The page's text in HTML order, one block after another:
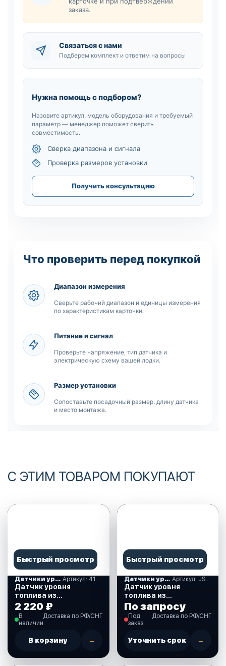
заказа.
Связаться с нами
Подберем комплект и ответим на вопросы
Нужна помощь с подбором?
Назовите артикул, модель оборудования и требуемый
параметр — менеджер поможет сверить
совместимость.
Сверка диапазона и сигнала
Проверка размеров установки
Получить консультацию
Что проверить перед покупкой
Диапазон измерения
Сверьте рабочий диапазон и единицы измерения
по характеристикам карточки.
Питание и сигнал
Проверьте напряжение, тип датчика и
электрическую схему вашей лодки.
Размер установки
Сопоставьте посадочный размер, длину датчика
и место монтажа.
С ЭТИМ ТОВАРОМ ПОКУПАЮТ
Быстрый просмотр
Датчики уровня жидкости Артикул: 410284
Датчик уровня
топлива из
нержавеющей стали,
400 мм., 0-190 Ом.
(410284)
2 220 ₽
В
наличии
Доставка по РФ/СНГ
В корзину →
Быстрый просмотр
Датчики уровня жидкости Артикул: JS60063
Датчик уровня
топлива из
нержавеющей стали,
400 мм., 0-190 Ом.
(JS60063)
По запросу
Под
заказ
Доставка по РФ/СНГ
Уточнить срок →